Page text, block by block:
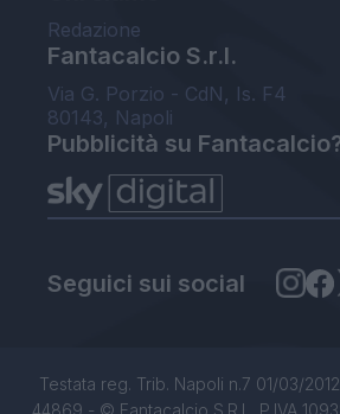
Redazione
Fantacalcio S.r.l.
Via G. Porzio - CdN, Is. F4
80143, Napoli
Pubblicità su
Seguici sui social
Testata reg. Trib. Napoli n.7 01/03/
44869 - © Fantacalcio S.R.L. P.IVA